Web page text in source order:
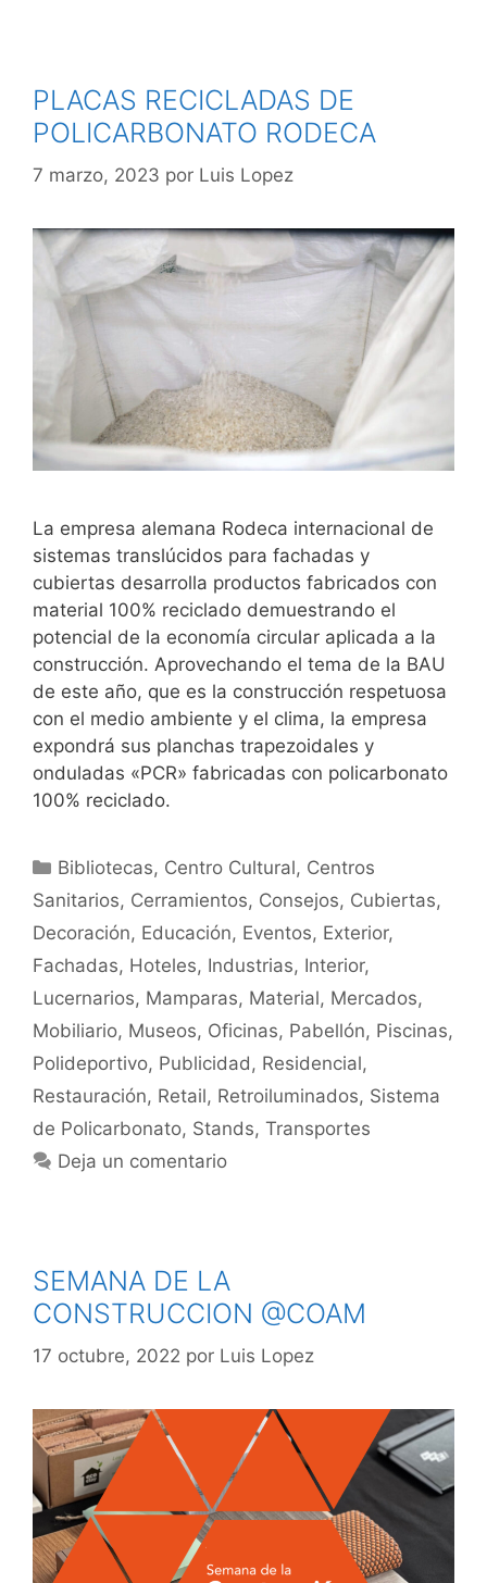
PLACAS RECICLADAS DE
POLICARBONATO RODECA
7 marzo, 2023 por Luis Lopez
La empresa alemana Rodeca internacional de
sistemas translúcidos para fachadas y
cubiertas desarrolla productos fabricados con
material 100% reciclado demuestrando el
potencial de la economía circular aplicada a la
construcción. Aprovechando el tema de la BAU
de este año, que es la construcción respetuosa
con el medio ambiente y el clima, la empresa
expondrá sus planchas trapezoidales y
onduladas «PCR» fabricadas con policarbonato
100% reciclado.
Bibliotecas, Centro Cultural, Centros
Sanitarios, Cerramientos, Consejos, Cubiertas,
Decoración, Educación, Eventos, Exterior,
Fachadas, Hoteles, Industrias, Interior,
Lucernarios, Mamparas, Material, Mercados,
Mobiliario, Museos, Oficinas, Pabellón, Piscinas,
Polideportivo, Publicidad, Residencial,
Restauración, Retail, Retroiluminados, Sistema
de Policarbonato, Stands, Transportes
Deja un comentario
SEMANA DE LA
CONSTRUCCION @COAM
17 octubre, 2022 por Luis Lopez